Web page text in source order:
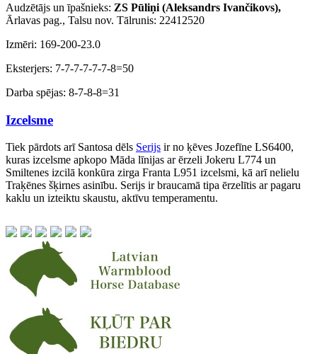
Audzētājs un īpašnieks: ZS Pūliņi (Aleksandrs Ivančikovs),
Ārlavas pag., Talsu nov. Tālrunis: 22412520
Izmēri: 169-200-23.0
Eksterjers: 7-7-7-7-7-7-8=50
Darba spējas: 8-7-8-8=31
Izcelsme
Tiek pārdots arī Santosa dēls Serijs ir no ķēves Jozefīne LS6400,
kuras izcelsme apkopo Māda līnijas ar ērzeli Jokeru L774 un
Smiltenes izcilā konkūra zirga Franta L951 izcelsmi, kā arī nelielu
Traķēnes šķirnes asinību. Serijs ir braucamā tipa ērzelītis ar pagaru
kaklu un izteiktu skaustu, aktīvu temperamentu.